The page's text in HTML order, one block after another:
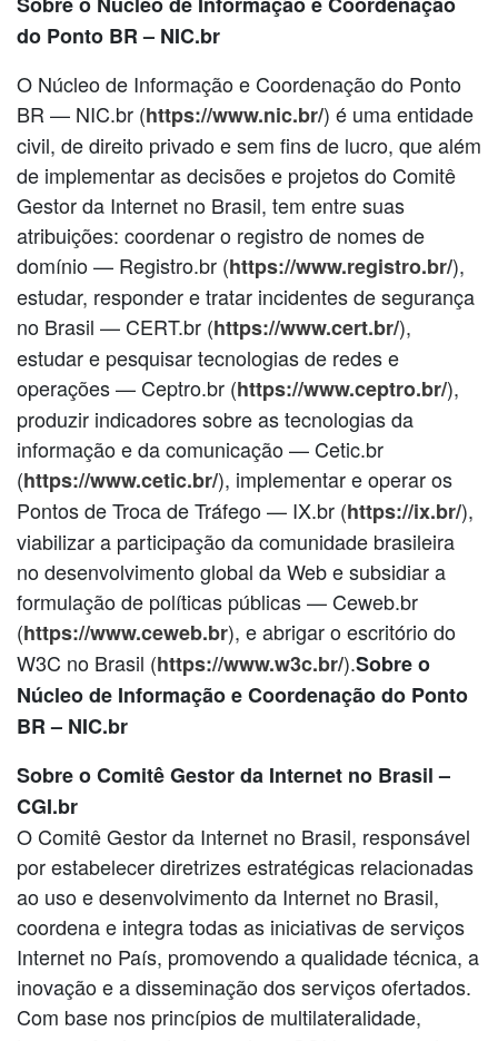
do Ponto BR – NIC.br
O Núcleo de Informação e Coordenação do Ponto
BR — NIC.br (https://www.nic.br/) é uma entidade
civil, de direito privado e sem fins de lucro, que além
de implementar as decisões e projetos do Comitê
Gestor da Internet no Brasil, tem entre suas
atribuições: coordenar o registro de nomes de
domínio — Registro.br (https://www.registro.br/),
estudar, responder e tratar incidentes de segurança
no Brasil — CERT.br (https://www.cert.br/),
estudar e pesquisar tecnologias de redes e
operações — Ceptro.br (https://www.ceptro.br/),
produzir indicadores sobre as tecnologias da
informação e da comunicação — Cetic.br
(https://www.cetic.br/), implementar e operar os
Pontos de Troca de Tráfego — IX.br (https://ix.br/),
viabilizar a participação da comunidade brasileira
no desenvolvimento global da Web e subsidiar a
formulação de políticas públicas — Ceweb.br
(https://www.ceweb.br), e abrigar o escritório do
W3C no Brasil (https://www.w3c.br/).Sobre o
Núcleo de Informação e Coordenação do Ponto
BR – NIC.br
Sobre o Comitê Gestor da Internet no Brasil –
CGI.br
O Comitê Gestor da Internet no Brasil, responsável
por estabelecer diretrizes estratégicas relacionadas
ao uso e desenvolvimento da Internet no Brasil,
coordena e integra todas as iniciativas de serviços
Internet no País, promovendo a qualidade técnica, a
inovação e a disseminação dos serviços ofertados.
Com base nos princípios de multilateralidade,